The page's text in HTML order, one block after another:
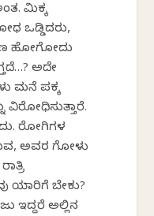
ಮಿಕ್ಕ
ಒಡ್ಡಿದರು,
ಹೋಗೋದು
ಅದೇ
ಮನೆ ಪಕ್ಕ
ವಿರೋಧಿಸುತ್ತಾರೆ.
ರೋಗಿಗಳ
ಅವರ ಗೋಳು
ಯಾರಿಗೆ ಬೇಕು?
ಇದ್ದರೆ ಅಲ್ಲಿನ